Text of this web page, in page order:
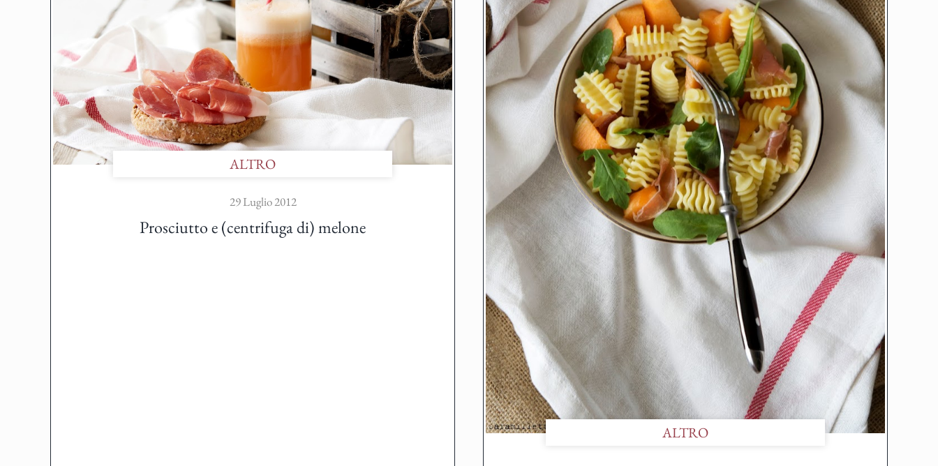
ALTRO
29 Luglio 2012
Prosciutto e (centrifuga di) melone
ALTRO